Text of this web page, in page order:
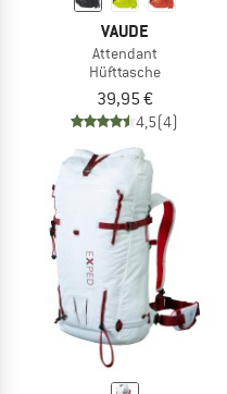
VAUDE
Attendant
Hüfttasche
39,95 €
4,5(4)